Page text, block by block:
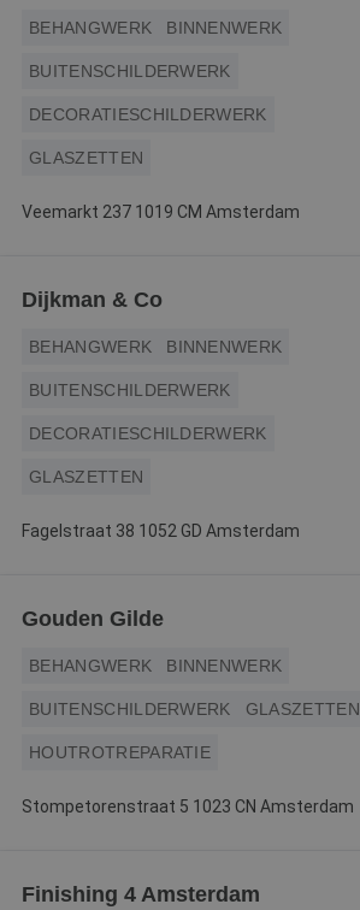
BEHANGWERK BINNENWERK
BUITENSCHILDERWERK
DECORATIESCHILDERWERK
GLASZETTEN
Veemarkt 237 1019 CM Amsterdam
Dijkman & Co
BEHANGWERK BINNENWERK
BUITENSCHILDERWERK
DECORATIESCHILDERWERK
GLASZETTEN
Fagelstraat 38 1052 GD Amsterdam
Gouden Gilde
BEHANGWERK BINNENWERK
BUITENSCHILDERWERK GLASZETTEN
HOUTROTREPARATIE
Stompetorenstraat 5 1023 CN Amsterdam
Finishing 4 Amsterdam